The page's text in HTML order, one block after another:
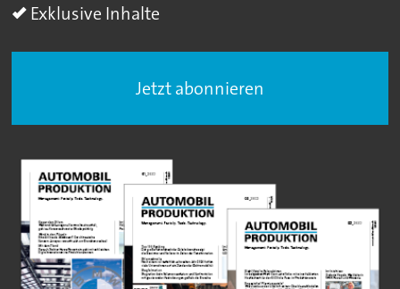
Exklusive Inhalte
Jetzt abonnieren